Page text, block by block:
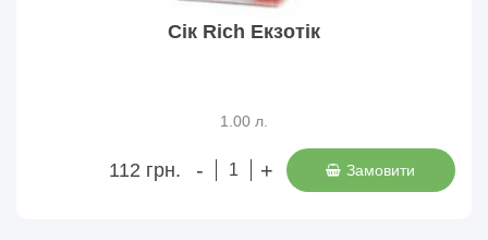
Сік Rich Екзотік
1.00 л.
112 грн. - + Замовити